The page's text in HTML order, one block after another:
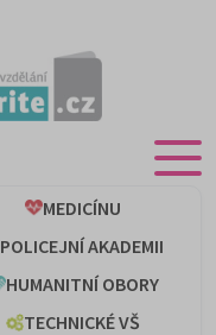
MEDICÍNU
POLICEJNÍ AKADEMII
HUMANITNÍ OBORY
TECHNICKÉ VŠ